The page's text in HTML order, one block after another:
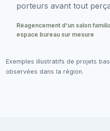
porteurs avant tout
Réagencement d'un salon
espace bureau sur mesure
Exemples illustratifs de projets
observées dans la région.